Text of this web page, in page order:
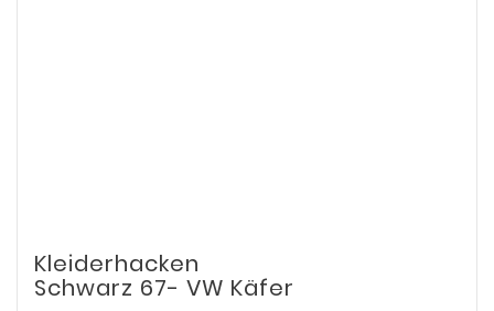
Kleiderhacken
Schwarz 67- VW Käfer